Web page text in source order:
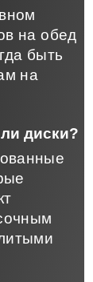
на обед
быть
на
диски?